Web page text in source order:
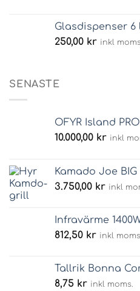
Glasdispenser 6
250,00 kr inkl
SENASTE
OFYR Island PRO
10.000,00 kr inkl
Kamado Joe BIG
3.750,00 kr inkl
Infravärme
812,50 kr inkl
Tallrik Bonna
8,75 kr inkl moms.